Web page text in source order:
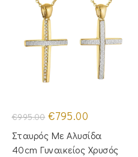
€995.00 Original
price
was:
€995.00.
€795.00
τιμή
είναι:
€795.00.
Σταυρός Με Αλυσίδα
40cm Γυναικείος Χρυσός